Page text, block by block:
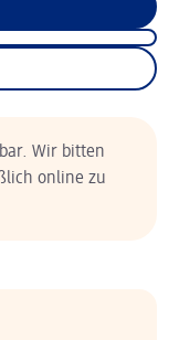
Wir bitten
online zu